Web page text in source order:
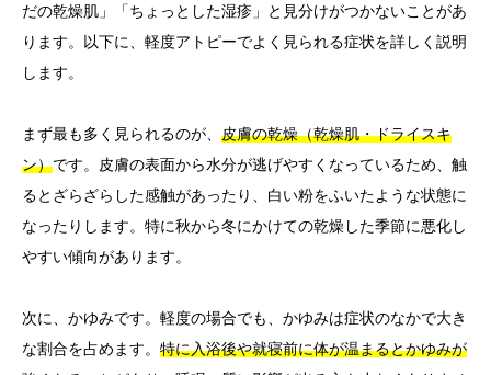
だの乾燥肌」「ちょっとした湿疹」と見分けがつかないことがあ
ります。以下に、軽度アトピーでよく見られる症状を詳しく説明
します。
まず最も多く見られるのが、 皮膚の乾燥（乾燥肌・ドライスキ
ン）です。皮膚の表面から水分が逃げやすくなっているため、触
るとざらざらした感触があったり、白い粉をふいたような状態に
なったりします。特に秋から冬にかけての乾燥した季節に悪化し
やすい傾向があります。
次に、かゆみです。軽度の場合でも、かゆみは症状のなかで大き
な割合を占めます。 特に入浴後や就寝前に体が温まるとかゆみが